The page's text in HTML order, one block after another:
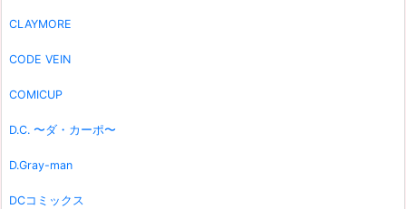
CLAYMORE
CODE VEIN
COMICUP
D.C. 〜ダ・カーポ〜
D.Gray-man
DCコミックス